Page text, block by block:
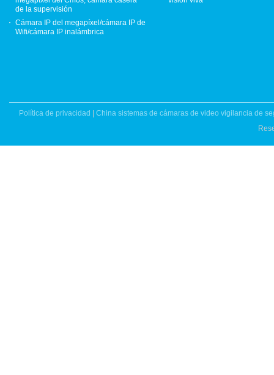
de la supervisión
Cámara IP del megapíxel/cámara IP de
Wifi/cámara IP inalámbrica
Política de privacidad
China sistemas de cámaras de video vigilancia de